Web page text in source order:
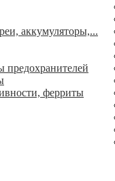
аккумуляторы,...
предохранителей
ферриты